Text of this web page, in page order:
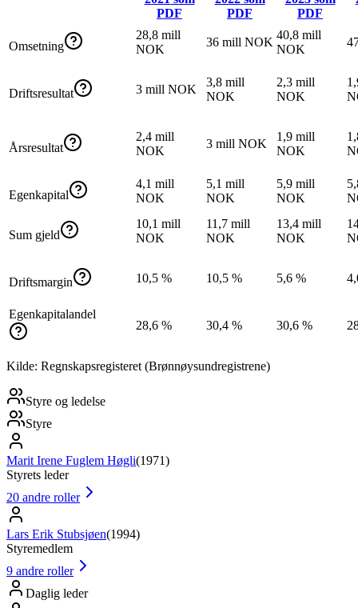
PDF
PDF
PDF
Omsetning
28,8 mill
NOK
36 mill NOK
40,8 mill
NOK
Driftsresultat 3 mill NOK
3,8 mill
NOK
2,3 mill
NOK
Årsresultat
2,4 mill
NOK
3 mill NOK
1,9 mill
NOK
Egenkapital
4,1 mill
NOK
5,1 mill
NOK
5,9 mill
NOK
Sum gjeld
10,1 mill
NOK
11,7 mill
NOK
13,4 mill
NOK
Driftsmargin 10,5 % 10,5 % 5,6 %
Egenkapitalandel
28,6 %
30,4 % 30,6 %
Kilde: Regnskapsregisteret (Brønnøysundregistrene)
Styre og ledelse
Styre
Marit Irene Fuglem Høgli(1971)
Styrets leder
20 andre roller
Lars Erik Stubsjøen(1994)
Styremedlem
9 andre roller
Daglig leder